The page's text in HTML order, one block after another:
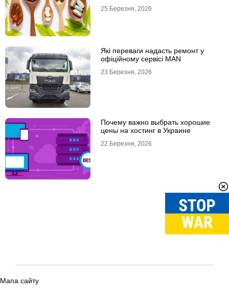
25 Березня, 2026
Які переваги надасть ремонт у
офіційному сервісі MAN
23 Березня, 2026
Почему важно выбрать хорошие
цены на хостинг в Украине
22 Березня, 2026
Мапа сайту